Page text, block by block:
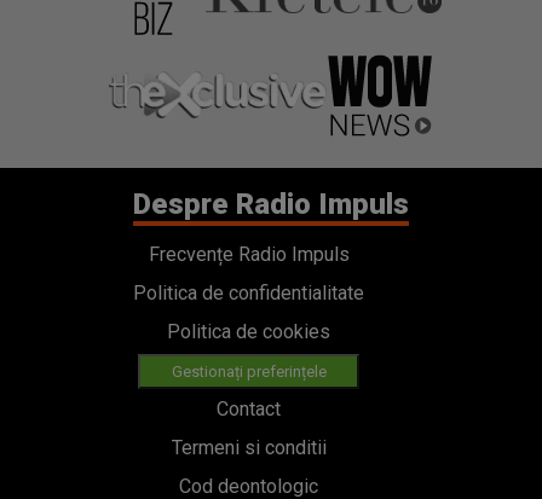
Despre Radio Impuls
Frecvențe Radio Impuls
Politica de confidentialitate
Politica de cookies
Gestionați preferințele
Contact
Termeni si conditii
Cod deontologic